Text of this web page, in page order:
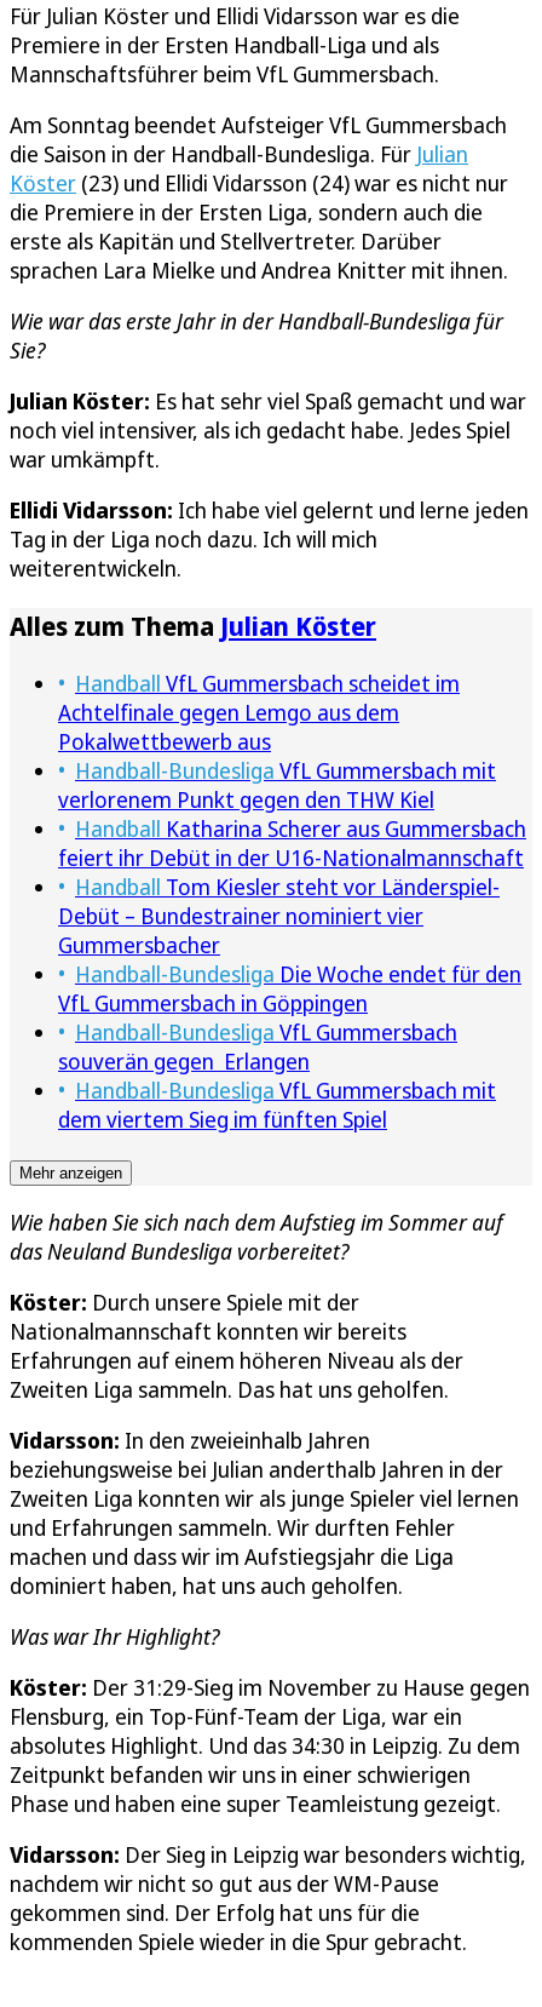
Für Julian Köster und Ellidi Vidarsson war es die
Premiere in der Ersten Handball-Liga und als
Mannschaftsführer beim VfL Gummersbach.
Am Sonntag beendet Aufsteiger VfL Gummersbach
die Saison in der Handball-Bundesliga. Für Julian
Köster (23) und Ellidi Vidarsson (24) war es nicht nur
die Premiere in der Ersten Liga, sondern auch die
erste als Kapitän und Stellvertreter. Darüber
sprachen Lara Mielke und Andrea Knitter mit ihnen.
Wie war das erste Jahr in der Handball-Bundesliga für
Sie?
Julian Köster: Es hat sehr viel Spaß gemacht und war
noch viel intensiver, als ich gedacht habe. Jedes Spiel
war umkämpft.
Ellidi Vidarsson: Ich habe viel gelernt und lerne jeden
Tag in der Liga noch dazu. Ich will mich
weiterentwickeln.
Alles zum Thema Julian Köster
Handball VfL Gummersbach scheidet im
Achtelfinale gegen Lemgo aus dem
Pokalwettbewerb aus
Handball-Bundesliga VfL Gummersbach mit
verlorenem Punkt gegen den THW Kiel
Handball Katharina Scherer aus Gummersbach
feiert ihr Debüt in der U16-Nationalmannschaft
Handball Tom Kiesler steht vor Länderspiel-
Debüt – Bundestrainer nominiert vier
Gummersbacher
Handball-Bundesliga Die Woche endet für den
VfL Gummersbach in Göppingen
Handball-Bundesliga VfL Gummersbach
souverän gegen Erlangen
Handball-Bundesliga VfL Gummersbach mit
dem viertem Sieg im fünften Spiel
Mehr anzeigen
Wie haben Sie sich nach dem Aufstieg im Sommer auf
das Neuland Bundesliga vorbereitet?
Köster: Durch unsere Spiele mit der
Nationalmannschaft konnten wir bereits
Erfahrungen auf einem höheren Niveau als der
Zweiten Liga sammeln. Das hat uns geholfen.
Vidarsson: In den zweieinhalb Jahren
beziehungsweise bei Julian anderthalb Jahren in der
Zweiten Liga konnten wir als junge Spieler viel lernen
und Erfahrungen sammeln. Wir durften Fehler
machen und dass wir im Aufstiegsjahr die Liga
dominiert haben, hat uns auch geholfen.
Was war Ihr Highlight?
Köster: Der 31:29-Sieg im November zu Hause gegen
Flensburg, ein Top-Fünf-Team der Liga, war ein
absolutes Highlight. Und das 34:30 in Leipzig. Zu dem
Zeitpunkt befanden wir uns in einer schwierigen
Phase und haben eine super Teamleistung gezeigt.
Vidarsson: Der Sieg in Leipzig war besonders wichtig,
nachdem wir nicht so gut aus der WM-Pause
gekommen sind. Der Erfolg hat uns für die
kommenden Spiele wieder in die Spur gebracht.